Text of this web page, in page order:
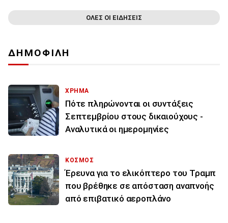
ΟΛΕΣ ΟΙ ΕΙΔΗΣΕΙΣ
ΔΗΜΟΦΙΛΗ
ΧΡΗΜΑ
Πότε πληρώνονται οι συντάξεις
Σεπτεμβρίου στους δικαιούχους -
Αναλυτικά οι ημερομηνίες
ΚΟΣΜΟΣ
Έρευνα για το ελικόπτερο του Τραμπ
που βρέθηκε σε απόσταση αναπνοής
από επιβατικό αεροπλάνο